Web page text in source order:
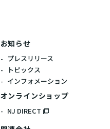
お知らせ
プレスリリース
トピックス
インフォメーション
オンラインショップ
NJ DIRECT